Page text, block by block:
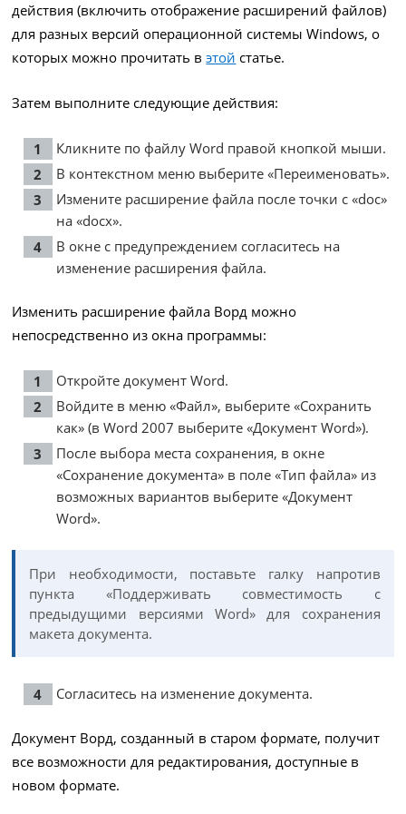
действия (включить отображение расширений файлов)
для разных версий операционной системы Windows, о
которых можно прочитать вэтой статье.
Затем выполните следующие действия:
Кликните по файлу Word правой кнопкой мыши.
В контекстном меню выберите «Переименовать».
Измените расширение файла после точки с «doc»
на «docx».
В окне с предупреждением согласитесь на
изменение расширения файла.
Изменить расширение файла Ворд можно
непосредственно из окна программы:
Откройте документ Word.
Войдите в меню «Файл», выберите «Сохранить
как» (в Word 2007 выберите «Документ Word»).
После выбора места сохранения, в окне
«Сохранение документа» в поле «Тип файла» из
возможных вариантов выберите «Документ
Word».
При необходимости, поставьте галку напротив
пункта «Поддерживать совместимость с
предыдущими версиями Word» для сохранения
макета документа.
Согласитесь на изменение документа.
Документ Ворд, созданный в старом формате, получит
все возможности для редактирования, доступные в
новом формате.